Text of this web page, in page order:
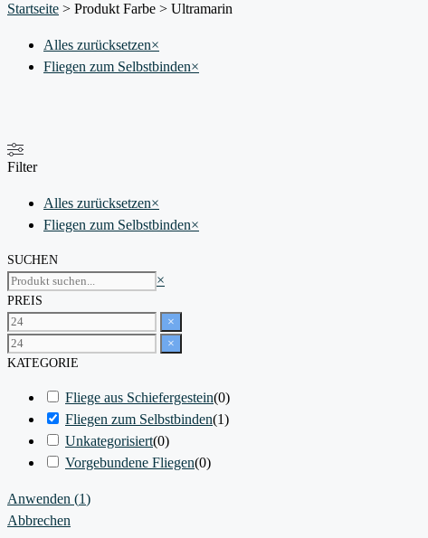
Startseite > Produkt Farbe > Ultramarin
Alles zurücksetzen×
Fliegen zum Selbstbinden×
Filter
Alles zurücksetzen×
Fliegen zum Selbstbinden×
SUCHEN
Suchen ×
PREIS
×
×
KATEGORIE
Fliege aus Schiefergestein(0)
Fliegen zum Selbstbinden(1)
Unkategorisiert(0)
Vorgebundene Fliegen(0)
Anwenden (1)
Abbrechen